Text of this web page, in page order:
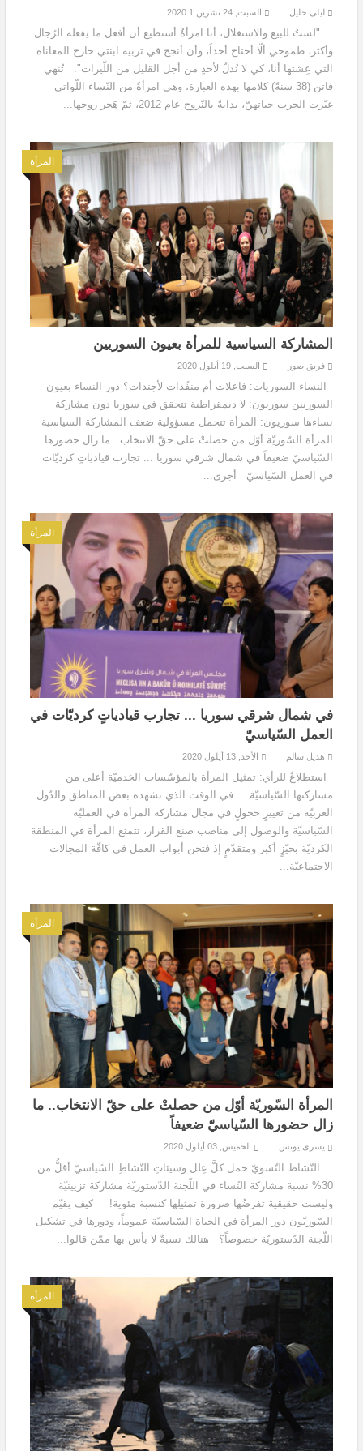
ليلى خليل السبت, 24 تشرين 1 2020
"لستُ للبيع والاستغلال، أنا امرأةٌ أستطيع أن أفعل ما يفعله الرّجال
وأكثر، طموحي ألّا أحتاج أحداً، وأن أنجح في تربية ابنتي خارج المعاناة
التي عِشتها أنا، كي لا تُذلّ لأحدٍ من أجل القليل من اللّيرات". تُنهي
فاتن (38 سنةً) كلامها بهذه العبارة، وهي امرأةٌ من النّساء اللّواتي
غيّرت الحرب حياتهنّ، بدايةً بالنّزوح عام 2012، ثمّ هَجر زوجها...
المرأة
المشاركة السياسية للمرأة بعيون السوريين
فريق صور السبت, 19 أيلول 2020
النساء السوريات: فاعلات أم منفّذات لأجندات؟ دور النساء بعيون
السوريين سوريون: لا ديمقراطية تتحقق في سوريا دون مشاركة
نساءها سوريون: المرأة تتحمل مسؤولية ضعف المشاركة السياسية
المرأة السّوريّة أوّل من حصلتْ على حقّ الانتخاب.. ما زال حضورها
السّياسيّ ضعيفاً في شمال شرقي سوريا ... تجارب قيادياتٍ كرديّات
في العمل السّياسيّ أجرى...
المرأة
في شمال شرقي سوريا ... تجارب قيادياتٍ كرديّات في
العمل السّياسيّ
هديل سالم الأحد, 13 أيلول 2020
استطلاعٌ للرأي: تمثيل المرأة بالمؤسّسات الخدميّة أعلى من
مشاركتها السّياسيّة في الوقت الذي تشهده بعض المناطق والدّول
العربيّة من تغييرٍ خجولٍ في مجال مشاركة المرأة في العمليّة
السّياسيّة والوصول إلى مناصب صنع القرار، تتمتع المرأة في المنطقة
الكرديّة بحيّزٍ أكبر ومتقدّمٍ إذ فتحن أبواب العمل في كافّة المجالات
الاجتماعيّة...
المرأة
المرأة السّوريّة أوّل من حصلتْ على حقّ الانتخاب.. ما
زال حضورها السّياسيّ ضعيفاً
يسرى يونس الخميس, 03 أيلول 2020
النّشاط النّسويّ حمل كلَّ عِلل وسيئاتِ النّشاطِ السّياسيّ أقلُّ من
30% نسبة مشاركة النّساء في اللّجنة الدّستوريّة مشاركة تزيينيّة
وليست حقيقية تفرضُها ضرورة تمثيلِها كنسبة مئوية! كيف يقيّم
السّوريّون دور المرأة في الحياة السّياسيّة عموماً، ودورها في تشكيل
اللّجنة الدّستوريّة خصوصاً؟ هنالك نسبةٌ لا بأس بها ممّن قالوا...
المرأة